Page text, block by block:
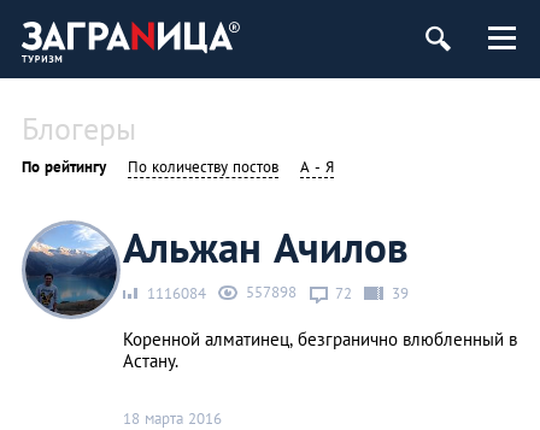
Блогеры
По рейтингу По количеству постов А - Я
Альжан Ачилов
1116084 557898 72 39
Коренной алматинец, безгранично влюбленный в
Астану.
18 марта 2016